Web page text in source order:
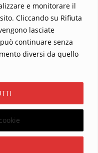
e monitorare il
Cliccando su Rifiuta
lasciate
continuare senza
diversi da quello
€, 25 €… il tuo contributo
scrittore
Catechesi
. All rights reserved.
by